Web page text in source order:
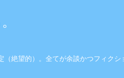
絶望的）。全てが余談かつフィクシ